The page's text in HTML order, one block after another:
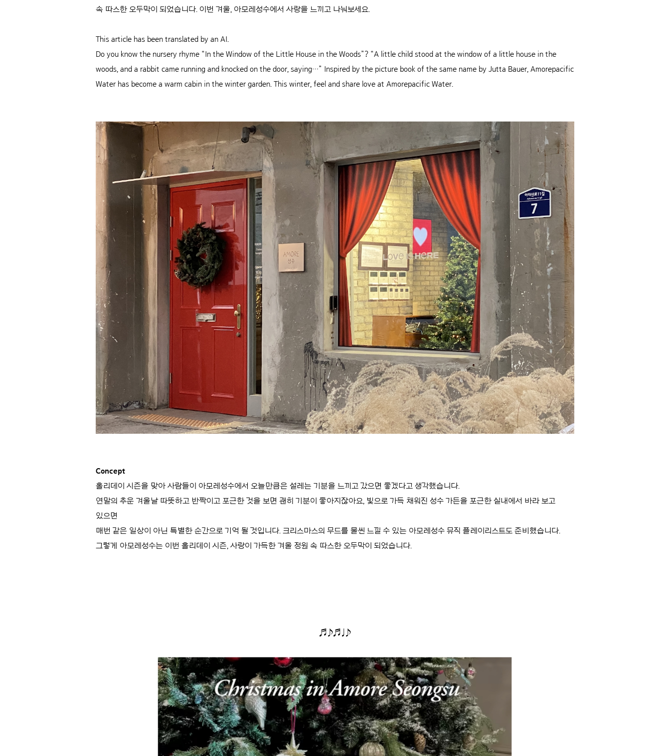
속 따스한 오두막이 되었습니다. 이번 겨울, 아모레성수에서 사랑을 느끼고 나눠보세요.
This article has been translated by an AI.
Do you know the nursery rhyme “In the Window of the Little House in the Woods”? “A little child stood at the window of a little house in the
woods, and a rabbit came running and knocked on the door, saying…” Inspired by the picture book of the same name by Jutta Bauer, Amorepacific
Water has become a warm cabin in the winter garden. This winter, feel and share love at Amorepacific Water.
Concept
홀리데이 시즌을 맞아 사람들이 아모레성수에서 오늘만큼은 설레는 기분을 느끼고 갔으면 좋겠다고 생각했습니다.
연말의 추운 겨울날 따뜻하고 반짝이고 포근한 것을 보면 괜히 기분이 좋아지잖아요, 빛으로 가득 채워진 성수 가든을 포근한 실내에서 바라 보고
있으면
매번 같은 일상이 아닌 특별한 순간으로 기억 될 것입니다. 크리스마스의 무드를 물씬 느낄 수 있는 아모레성수 뮤직 플레이리스트도 준비했습니다.
그렇게 아모레성수는 이번 홀리데이 시즌, 사랑이 가득한 겨울 정원 속 따스한 오두막이 되었습니다.
♬♪♬♩♪